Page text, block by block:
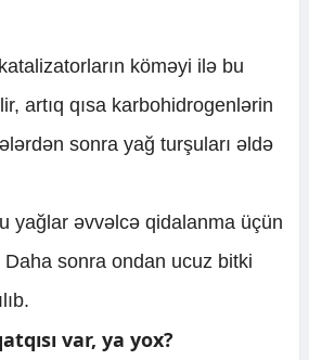
köməyi ilə bu
artıq qısa karbohidrogenlərin
sonra yağ turşuları əldə
yağlar əvvəlcə qidalanma üçün
sonra ondan ucuz bitki
var, ya yox?